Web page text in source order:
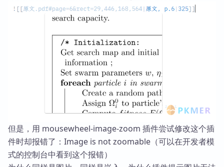
但是，用 mousewheel-image-zoom 插件尝试修改这个插
件时却报错了：Image is not zoomable（可以在开发者模
式的控制台中看到这个报错）